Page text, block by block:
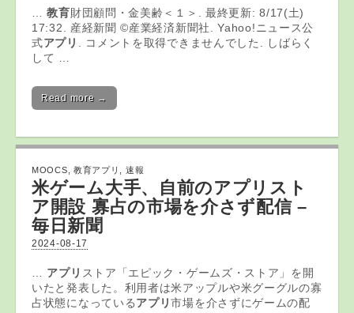
…教育財団顧問・金美齢＜１＞. 最終更新: 8/17(土)
17:32. 産経新聞 ©産業経済新聞社. Yahoo!ニュース公
式アプリ
. コメントを取得できませんでした. しばらく
して …
Read more →
MOOCS 教育アプリ 速報
米ゲーム大手、自前のアプリ スト
ア開設 寡占の市場を介さず配信 –
毎日新聞
2024-08-17
アプリ ストア「エピック・ゲームズ・ストア」を開
いたと発表した。利用者は米アップルや米グーグルの寡
占状態になっているアプリ市場を介さずにゲームの配